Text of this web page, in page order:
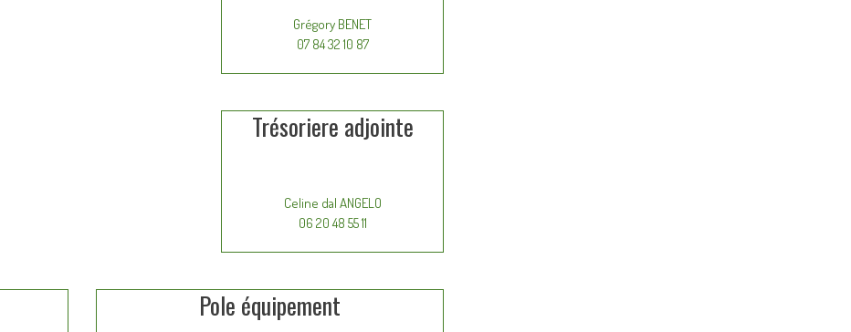
Grégory BENET
07 84 32 10 87
Trésoriere adjointe
Celine dal ANGELO
06 20 48 55 11
Pole équipement